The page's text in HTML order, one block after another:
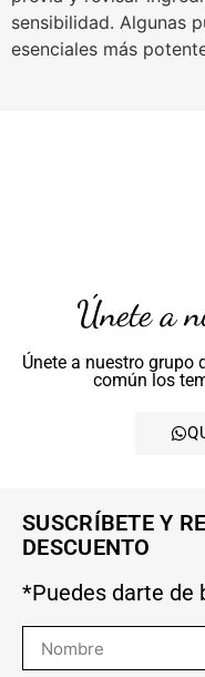
sensibilidad. Algunas
esenciales más
Únete a
Únete a nuestro grupo
común los
SUSCRÍBETE Y
DESCUENTO
*Puedes darte de